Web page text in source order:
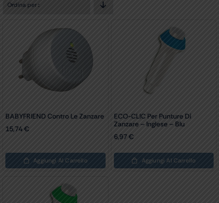
Ordina per:
BABYFRIEND Contro Le Zanzare
15,74€
Aggiungi Al Carrello
ECO-CLIC Per Punture Di
Zanzare – Inglese – Blu
6,97€
Aggiungi Al Carrello